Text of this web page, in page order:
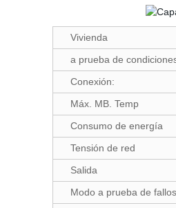
Vivienda
a prueba de
Conexión:
Máx. MB. Temp
Consumo de energía
Tensión de red
Salida
Modo a prueba de fallos